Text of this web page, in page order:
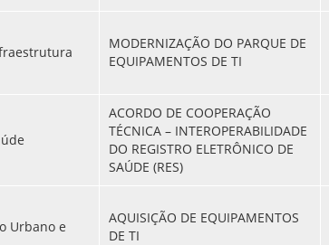
MODERNIZAÇÃO DO PARQUE DE
EQUIPAMENTOS DE TI
ACORDO DE COOPERAÇÃO
TÉCNICA – INTEROPERABILIDADE
DO REGISTRO ELETRÔNICO DE
SAÚDE (RES)
Urbano e
AQUISIÇÃO DE EQUIPAMENTOS
DE TI